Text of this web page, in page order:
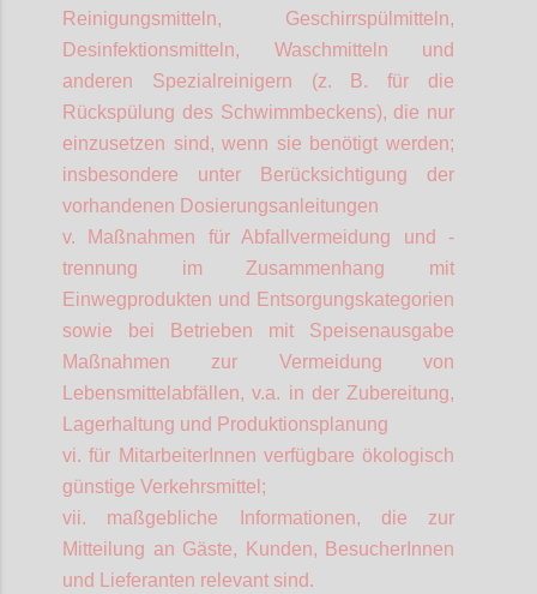
Reinigungsmitteln, Geschirrspülmitteln,
Desinfektionsmitteln, Waschmitteln und
anderen Spezialreinigern (z. B. für die
Rückspülung des Schwimmbeckens), die nur
einzusetzen sind, wenn sie benötigt werden;
insbesondere unter Berücksichtigung der
vorhandenen Dosierungsanleitungen
v. Maßnahmen für Abfallvermeidung und -
trennung im Zusammenhang mit
Einwegprodukten und Entsorgungskategorien
sowie bei Betrieben mit Speisenausgabe
Maßnahmen zur Vermeidung von
Lebensmittelabfällen, v.a. in der Zubereitung,
Lagerhaltung und Produktionsplanung
vi. für MitarbeiterInnen verfügbare ökologisch
günstige Verkehrsmittel;
vii. maßgebliche Informationen, die zur
Mitteilung an Gäste, Kunden, BesucherInnen
und Lieferanten relevant sind.